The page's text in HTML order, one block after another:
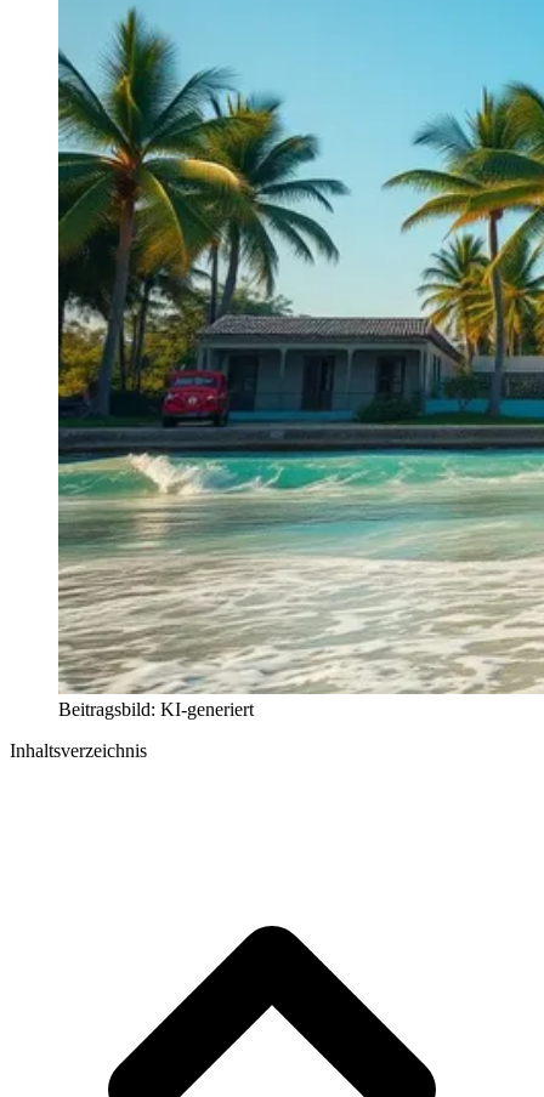
Beitragsbild: KI-generiert
Inhaltsverzeichnis